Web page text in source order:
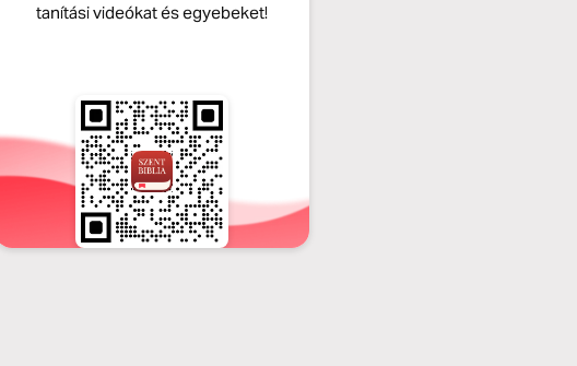
tanítási videókat és egyebeket!